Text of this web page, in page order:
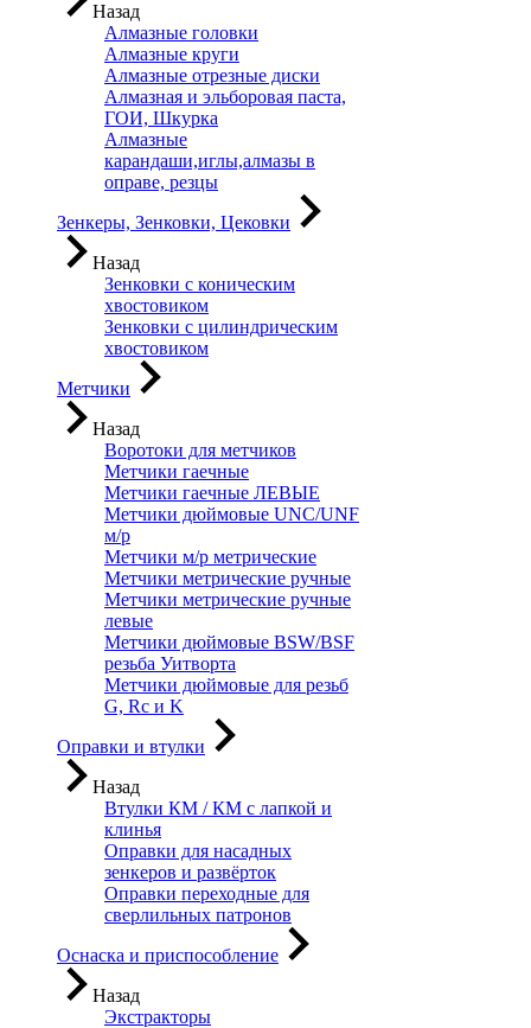
Назад
Алмазные головки
Алмазные круги
Алмазные отрезные диски
Алмазная и эльборовая паста,
ГОИ, Шкурка
Алмазные
карандаши,иглы,алмазы в
оправе, резцы
Зенкеры, Зенковки, Цековки
Назад
Зенковки с коническим
хвостовиком
Зенковки с цилиндрическим
хвостовиком
Метчики
Назад
Воротоки для метчиков
Метчики гаечные
Метчики гаечные ЛЕВЫЕ
Метчики дюймовые UNC/UNF
м/р
Метчики м/р метрические
Метчики метрические ручные
Метчики метрические ручные
левые
Метчики дюймовые BSW/BSF
резьба Уитворта
Метчики дюймовые для резьб
G, Rc и K
Оправки и втулки
Назад
Втулки КМ / КМ с лапкой и
клинья
Оправки для насадных
зенкеров и развёрток
Оправки переходные для
сверлильных патронов
Оснаска и приспособление
Назад
Экстракторы